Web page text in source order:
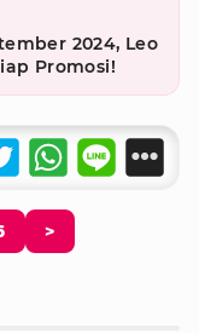
2024, Leo
Promosi!
>